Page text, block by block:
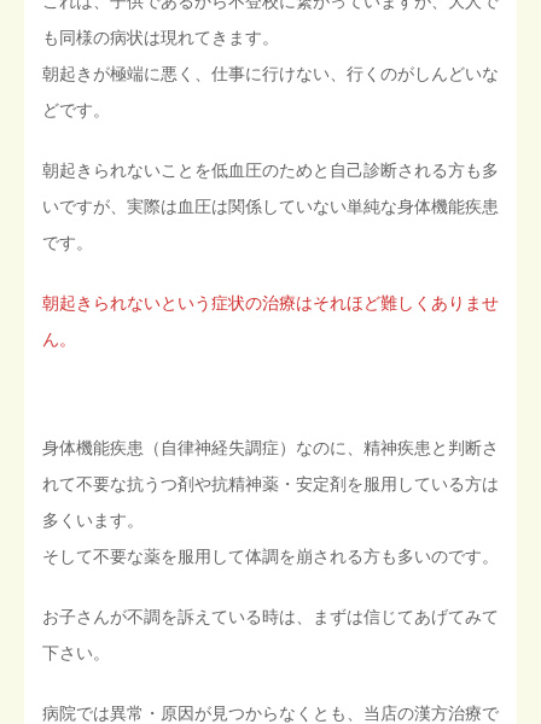
も同様の病状は現れてきます。
朝起きが極端に悪く、仕事に行けない、行くのがしんどいな
どです。
朝起きられないことを低血圧のためと自己診断される方も多
いですが、実際は血圧は関係していない単純な身体機能疾患
です。
朝起きられないという症状の治療はそれほど難しくありませ
ん。
身体機能疾患（自律神経失調症）なのに、精神疾患と判断さ
れて不要な抗うつ剤や抗精神薬・安定剤を服用している方は
多くいます。
そして不要な薬を服用して体調を崩される方も多いのです。
お子さんが不調を訴えている時は、まずは信じてあげてみて
下さい。
病院では異常・原因が見つからなくとも、当店の漢方治療で